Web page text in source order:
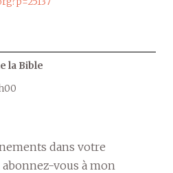
la Bible
dans votre
vous à mon